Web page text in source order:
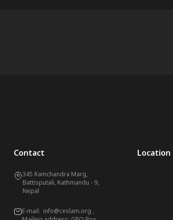
Contact
345 Ramchandra Marg,
Battisputali, Kathmandu - 9,
Nepal
E-mail: info@ceslam.org ,
Location